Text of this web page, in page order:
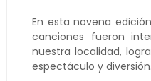
En esta novena
canciones fueron
nuestra localidad,
espectáculo y diversión.